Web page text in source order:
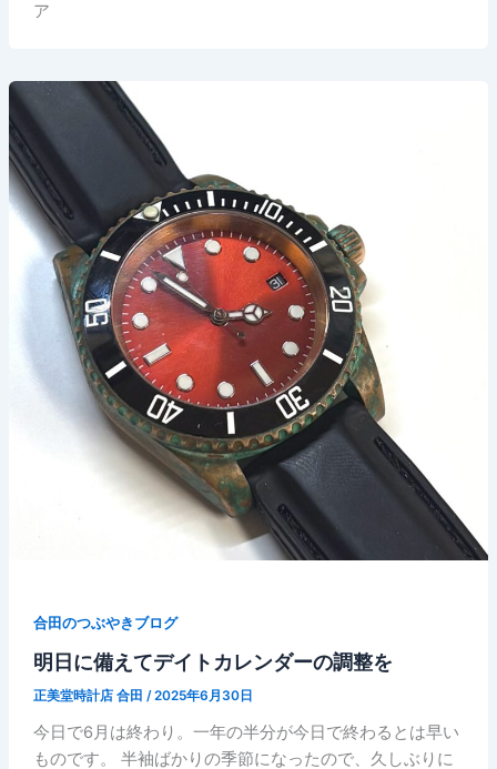
ア
合田のつぶやきブログ
明日に備えてデイトカレンダーの調整を
正美堂時計店 合田 /2025年6月30日
今日で6月は終わり。一年の半分が今日で終わるとは早い
ものです。 半袖ばかりの季節になったので、久しぶりに